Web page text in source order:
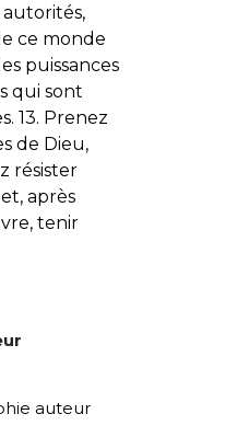
ce monde
puissances
qui sont
13. Prenez
de Dieu,
résister
après
tenir
auteur